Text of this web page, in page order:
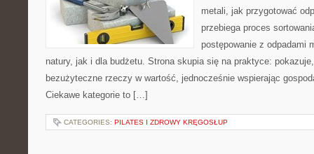
metali, jak przygotować
przebiega proces
postępowanie z odpadami
natury, jak i dla budżetu. Strona skupia się na praktyce:
bezużyteczne rzeczy w wartość, jednocześnie wspierając
Ciekawe kategorie to […]
CATEGORIES: PILATES I ZDROWY KRĘGOSŁUP